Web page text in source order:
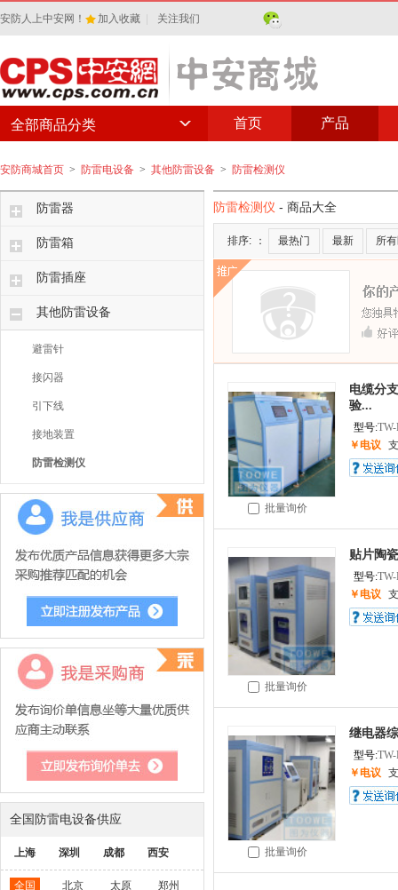
安防人上中安网！ 加入收藏 关注我们
首页 产品
全部商品分类
安防商城首页 > 防雷电设备 > 其他防雷设备 > 防雷检测仪
防雷器
防雷箱
防雷插座
其他防雷设备
避雷针
接闪器
引下线
接地装置
防雷检测仪
全国防雷电设备供应
上海 深圳 成都 西安
全国 北京 太原
郑州
防雷检测仪 - 商品大全
排序: ： 最热门 最新 所
批量询价
电缆分
验...
型号:
￥电议
批量询价
贴片陶
型号:
￥电议
批量询价
继电器
型号:
￥电议